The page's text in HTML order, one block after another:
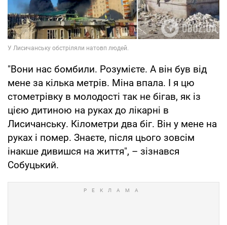
"Вони нас бомбили. Розумієте. А він був від
мене за кілька метрів. Міна впала. І я цю
стометрівку в молодості так не бігав, як із
цією дитиною на руках до лікарні в
Лисичанську. Кілометри два біг. Він у мене на
руках і помер. Знаєте, після цього зовсім
інакше дивишся на життя", – зізнався
Собуцький.